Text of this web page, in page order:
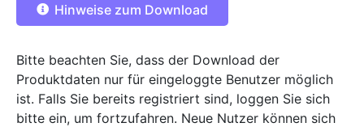
Hinweise zum Download
Bitte beachten Sie, dass der Download der
Produktdaten nur für eingeloggte Benutzer möglich
ist. Falls Sie bereits registriert sind, loggen Sie sich
bitte ein, um fortzufahren. Neue Nutzer können sich